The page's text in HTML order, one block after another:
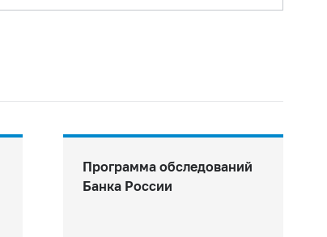
Программа обследований
Банка России